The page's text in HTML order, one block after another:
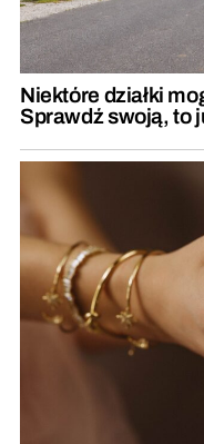
Niektóre działki
Sprawdź swoją, to